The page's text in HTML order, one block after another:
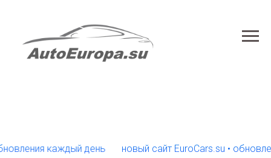
каждый день новый сайт EuroCars.su • обновления